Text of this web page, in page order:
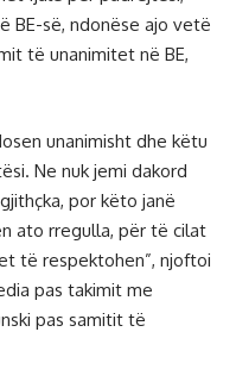
BE-së, ndonëse ajo vetë
të unanimitet në BE,
unanimisht dhe këtu
Ne nuk jemi dakord
por këto janë
ato rregulla, për të cilat
të respektohen”, njoftoi
pas takimit me
pas samitit të